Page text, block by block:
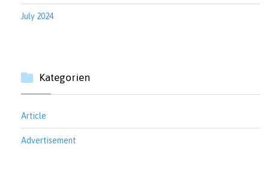
July 2024
Kategorien
Article
Advertisement